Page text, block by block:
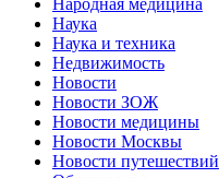
Наука
Наука и техника
Недвижимость
Новости
Новости ЗОЖ
Новости медицины
Новости Москвы
Новости путешествий